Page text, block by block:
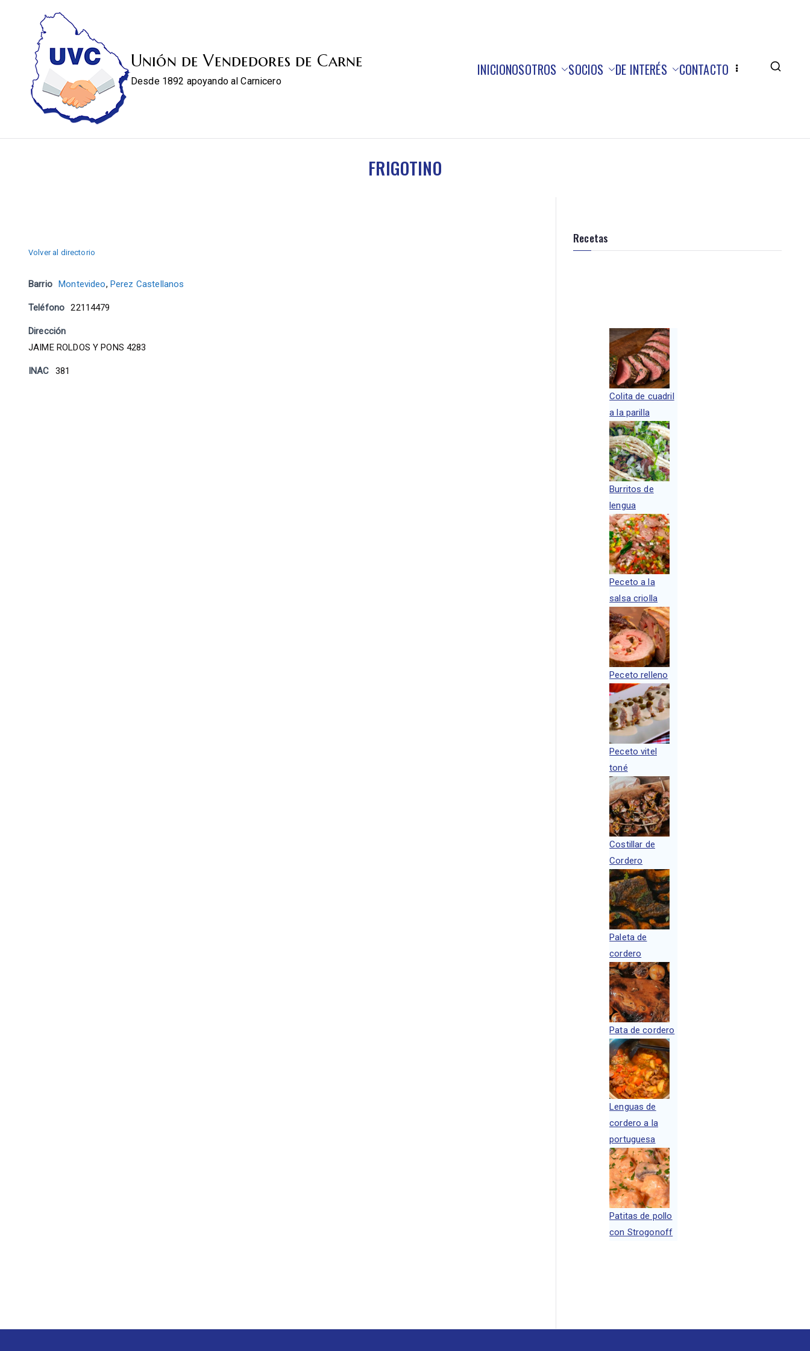
Unión de Vendedores de Carne
Desde 1892 apoyando al Carnicero
INICIONOSOTROS SOCIOS DE INTERÉS CONTACTO
FRIGOTINO
Volver al directorio
Barrio Montevideo, Perez Castellanos
Teléfono 22114479
Dirección
JAIME ROLDOS Y PONS 4283
INAC 381
Recetas
Colita de cuadril
a la parilla
Burritos de
lengua
Peceto a la
salsa criolla
Peceto relleno
Peceto vitel
toné
Costillar de
Cordero
Paleta de
cordero
Pata de cordero
Lenguas de
cordero a la
portuguesa
Patitas de pollo
con Strogonoff